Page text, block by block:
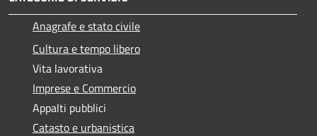
Anagrafe e stato civile
Cultura e tempo libero
Vita lavorativa
Imprese e Commercio
Appalti pubblici
Catasto e urbanistica